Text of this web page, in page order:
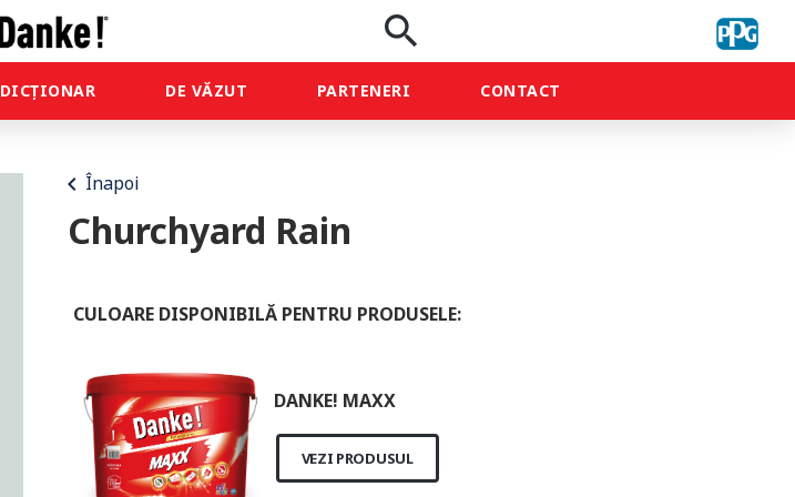
search
DICȚIONAR DE VĂZUT PARTENERI CONTACT
chevron_left Înapoi
Churchyard Rain
CULOARE DISPONIBILĂ PENTRU PRODUSELE:
DANKE! MAXX
VEZI PRODUSUL